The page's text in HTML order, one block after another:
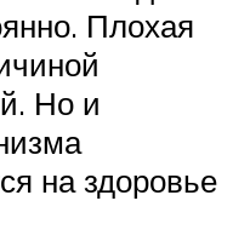
Плохая
Но и
на здоровье